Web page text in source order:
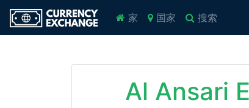
家 国家 搜索
Al Ansari